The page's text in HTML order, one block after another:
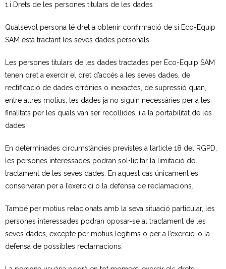
1.i Drets de les persones titulars de les dades
Qualsevol persona té dret a obtenir confirmació de si Eco-Equip
SAM està tractant les seves dades personals.
Les persones titulars de les dades tractades per Eco-Equip SAM
tenen dret a exercir el dret d’accés a les seves dades, de
rectificació de dades errònies o inexactes, de supressió quan,
entre altres motius, les dades ja no siguin necessàries per a les
finalitats per les quals van ser recollides, i a la portabilitat de les
dades.
En determinades circumstàncies previstes a l’article 18 del RGPD,
les persones interessades podran sol•licitar la limitació del
tractament de les seves dades. En aquest cas únicament es
conservaran per a l’exercici o la defensa de reclamacions.
També per motius relacionats amb la seva situació particular, les
persones interessades podran oposar-se al tractament de les
seves dades, excepte per motius legítims o per a l’exercici o la
defensa de possibles reclamacions.